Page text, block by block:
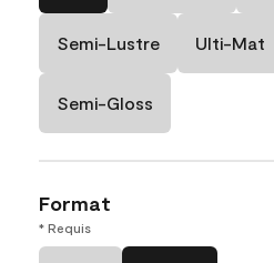
Semi-Lustre Ulti-Mat
Semi-Gloss
Format
* Requis